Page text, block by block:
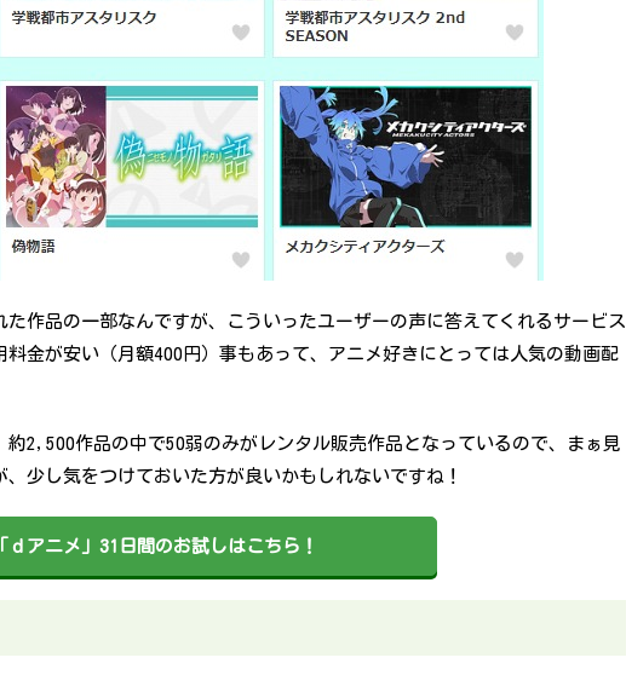
た作品の一部なんですが、こういったユーザーの声に答えてくれるサービス
金が安い（月額400円）事もあって、アニメ好きにとっては人気の動画配
2,500作品の中で50弱のみがレンタル販売作品となっているので、まぁ見
少し気をつけておいた方が良いかもしれないですね！
「ｄアニメ」31日間のお試しはこちら！